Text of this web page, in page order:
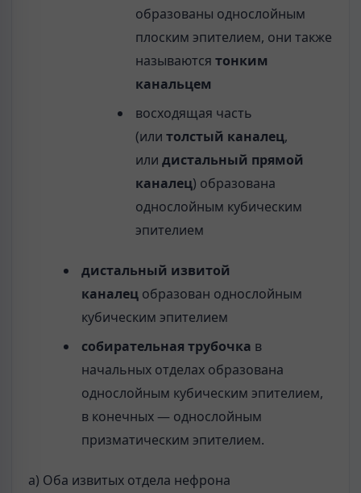
образованы однослойным
плоским эпителием, они также
называются тонким
канальцем
восходящая часть
(или толстый каналец,
или дистальный прямой
каналец) образована
однослойным кубическим
эпителием
дистальный извитой
каналец образован однослойным
кубическим эпителием
собирательная трубочка в
начальных отделах образована
однослойным кубическим эпителием,
в конечных — однослойным
призматическим эпителием.
а) Оба извитых отдела нефрона